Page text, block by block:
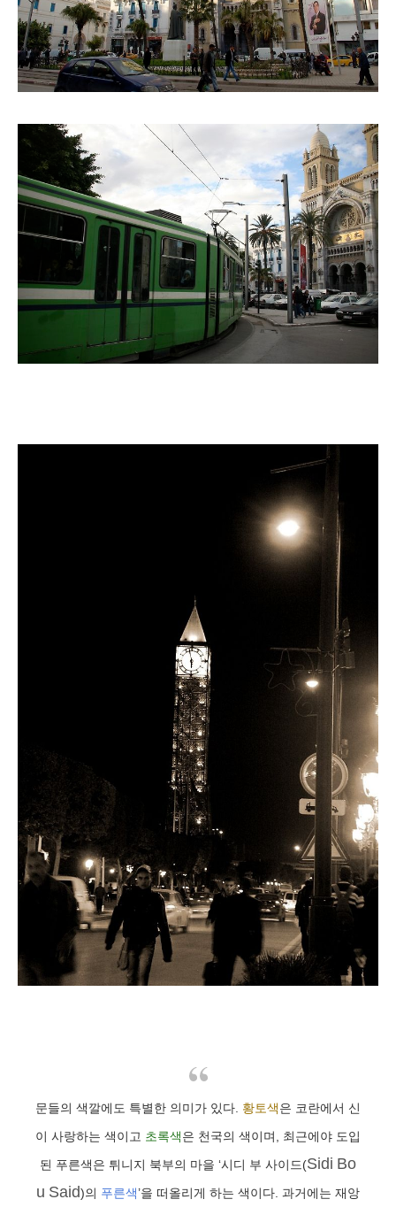
문들의 색깔에도 특별한 의미가 있다. 황토색은 코란에서 신
이 사랑하는 색이고 초록색은 천국의 색이며, 최근에야 도입
된 푸른색은 튀니지 북부의 마을 ‘시디 부 사이드(Sidi Bo
u Said)의 푸른색’을 떠올리게 하는 색이다. 과거에는 재앙